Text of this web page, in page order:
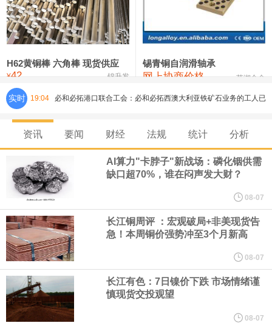
铸造铝合金锭(ZLD104) 24,300—24,500 24,400
压铸锌合金锭 26,500—26,700
氯化镍 38,300—40,300 39,300 0
H62黄铜棒 六角棒 现货供应
¥42 锦升发
锡青铜自润滑轴承
网上协商价格 芜湖合金
实时 19:04 必和必拓港口联合工会：必和必拓西澳大利亚铁矿石业务的工人已
通知，将于8月9日实施24小时停工。
8月7日，宇树科技董事长王兴兴网上路演时表示，报告期内，公司
研发费用金额分别为4,995.18万元、7,001.70万元、14,496.56万
元，最近3年复合增长率达70.36%，呈快速增长趋势，并形成多项
核心技术和知识产权。截至2026年1月31日，公司拥有262项专利权
（含境内发明专利20项）。
纽约期银日内涨4%，现报64.08美元/盎司。
资讯 要闻 财经 法规 统计 分析
AI算力"卡脖子"新战场：磷化铟供需
缺口超70%，谁在闷声发大财？
08-07
长江铜周评 ：宏观破局+非美现货告
急！本周铜价强势冲至3个月新高
08-07
长江有色：7日镍价下跌 市场情绪谨
慎现货交投观望
08-07